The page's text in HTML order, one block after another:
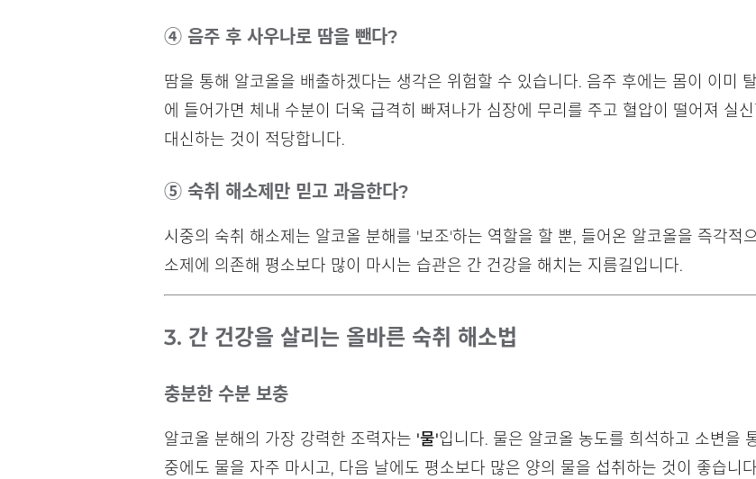
④ 음주 후 사우나로 땀을 뺀다?
땀을 통해 알코올을 배출하겠다는 생각은 위험할 수 있습니다. 음주 후에는 몸이 이미
에 들어가면 체내 수분이 더욱 급격히 빠져나가 심장에 무리를 주고 혈압이 떨어져 실
대신하는 것이 적당합니다.
⑤ 숙취 해소제만 믿고 과음한다?
시중의 숙취 해소제는 알코올 분해를 '보조'하는 역할을 할 뿐, 들어온 알코올을 즉각적
소제에 의존해 평소보다 많이 마시는 습관은 간 건강을 해치는 지름길입니다.
3. 간 건강을 살리는 올바른 숙취 해소법
충분한 수분 보충
알코올 분해의 가장 강력한 조력자는 '물'입니다. 물은 알코올 농도를 희석하고 소변을
중에도 물을 자주 마시고, 다음 날에도 평소보다 많은 양의 물을 섭취하는 것이 좋습니